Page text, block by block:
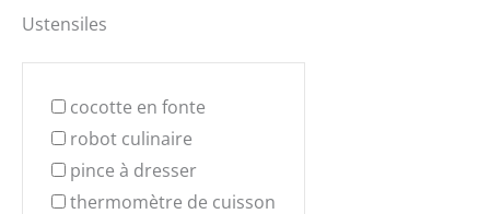
Ustensiles
cocotte en fonte
robot culinaire
pince à dresser
thermomètre de cuisson